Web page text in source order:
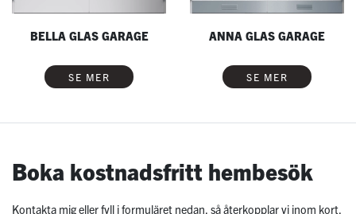
BELLA GLAS GARAGE
SE MER
ANNA GLAS GARAGE
SE MER
Boka kostnadsfritt hembesök
Kontakta mig eller fyll i formuläret nedan, så återkopplar vi inom kort.